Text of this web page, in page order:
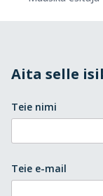
Aita selle
Teie nimi
Teie e-mail